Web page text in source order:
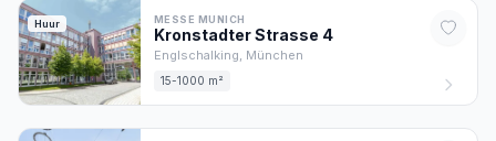
Huur MESSE MUNICH
Kronstadter Strasse 4
Englschalking, München
15-1000 m²